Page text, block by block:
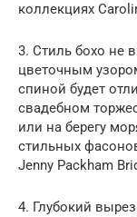
коллекциях
3. Стиль бохо не
цветочным
спиной будет
свадебном
или на берегу
стильных
Jenny Packham
4. Глубокий